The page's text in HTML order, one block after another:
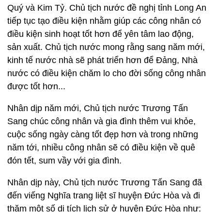
Quý và Kim Tỷ. Chủ tịch nước đề nghị tỉnh Long An
tiếp tục tạo điều kiện nhằm giúp các công nhân có
điều kiện sinh hoạt tốt hơn để yên tâm lao động,
sản xuất. Chủ tịch nước mong rằng sang năm mới,
kinh tế nước nhà sẽ phát triển hơn để Đảng, Nhà
nước có điều kiện chăm lo cho đời sống công nhân
được tốt hơn...
Nhân dịp năm mới, Chủ tịch nước Trương Tấn
Sang chúc công nhân và gia đình thêm vui khỏe,
cuộc sống ngày càng tốt đẹp hơn và trong những
năm tới, nhiều công nhân sẽ có điều kiện về quê
đón tết, sum vầy với gia đình.
Nhân dịp này, Chủ tịch nước Trương Tấn Sang đã
đến viếng Nghĩa trang liệt sĩ huyện Đức Hòa và đi
thăm một số di tích lịch sử ở huyện Đức Hòa như: